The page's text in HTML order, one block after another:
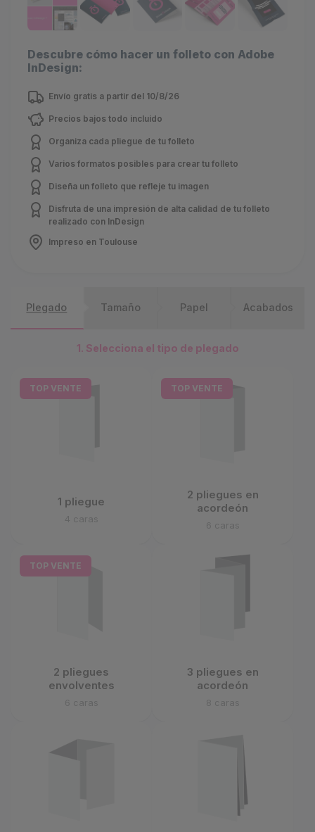
Descubre cómo hacer un folleto con Adobe
InDesign:
Envío gratis a partir del 10/8/26
Precios bajos todo incluido
Organiza cada pliegue de tu folleto
Varios formatos posibles para crear tu folleto
Diseña un folleto que refleje tu imagen
Disfruta de una impresión de alta calidad de tu folleto
realizado con InDesign
Impreso en Toulouse
Plegado Tamaño Papel Acabados
1. Selecciona el tipo de plegado
1 pliegue
4 caras
TOP VENTE
2 pliegues en
acordeón
6 caras
TOP VENTE
2 pliegues
envolventes
6 caras
TOP VENTE
3 pliegues en
acordeón
8 caras